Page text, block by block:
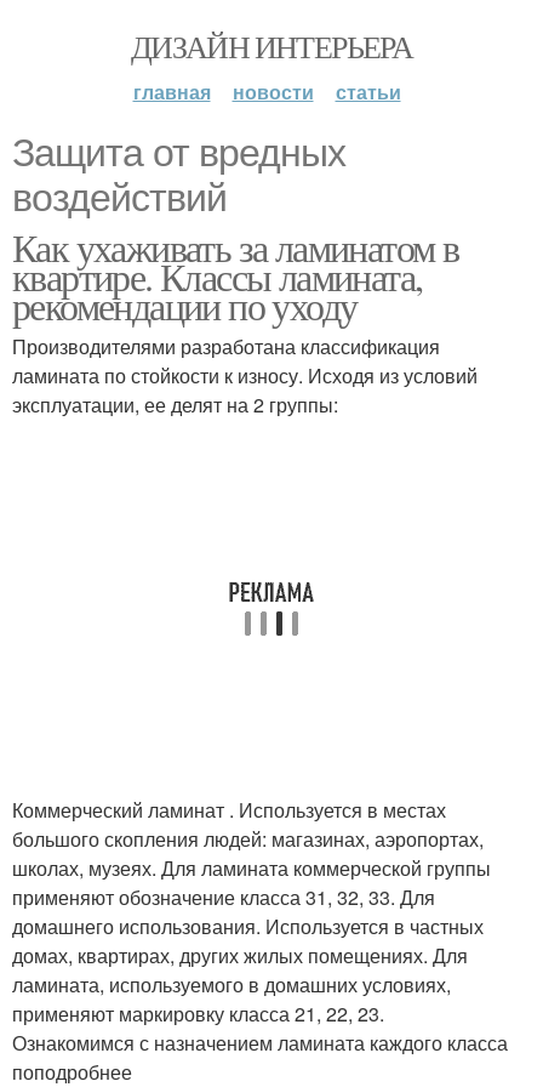
ДИЗАЙН ИНТЕРЬЕРА
главная новости статьи
Защита от вредных
воздействий
Как ухаживать за ламинатом в
квартире. Классы ламината,
рекомендации по уходу
Производителями разработана классификация
ламината по стойкости к износу. Исходя из условий
эксплуатации, ее делят на 2 группы:
Коммерческий ламинат . Используется в местах
большого скопления людей: магазинах, аэропортах,
школах, музеях. Для ламината коммерческой группы
применяют обозначение класса 31, 32, 33. Для
домашнего использования. Используется в частных
домах, квартирах, других жилых помещениях. Для
ламината, используемого в домашних условиях,
применяют маркировку класса 21, 22, 23.
Ознакомимся с назначением ламината каждого класса
поподробнее